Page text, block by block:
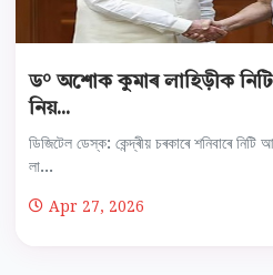
ড° অশোক কুমাৰ লাহিড়ীক
নিয়...
ডিজিটেল ডেস্ক: কেন্দ্ৰীয় চৰকাৰে শনিবাৰে
লা...
Apr 27, 2026